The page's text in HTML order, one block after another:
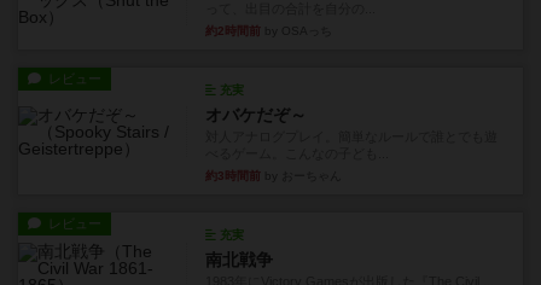
約2時間前
レビュー
充実
オバケだぞ～
約3時間前
レビュー
充実
南北戦争